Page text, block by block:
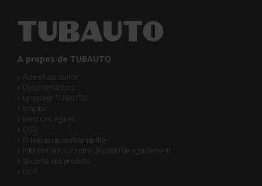
A propos de TUBAUTO
Aide et assistance
Documentations
La société TUBAUTO
Emploi
Mentions légales
CGV
Politique de confidentialité
Informations sur notre dispositif de signalement
Sécurité des produits
DOP